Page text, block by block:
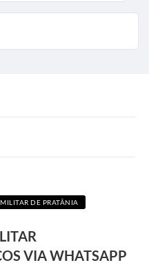
DE PRATÂNIA
VIA WHATSAPP